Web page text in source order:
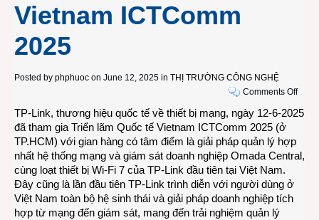
Vietnam ICTComm
2025
Posted by phphuoc on June 12, 2025 in THỊ TRƯỜNG CÔNG NGHỆ
Comments Offon
pháp
mạng
TP-Link, thương hiệu quốc tế về thiết bị mạng, ngày 12-6-2025
đã tham gia Triển lãm Quốc tế Vietnam ICTComm 2025 (ở
TP.HCM) với gian hàng có tâm điểm là giải pháp quản lý hợp
nhất hệ thống mạng và giám sát doanh nghiệp Omada Central,
cùng loạt thiết bị Wi-Fi 7 của TP-Link đầu tiên tại Việt Nam.
Đây cũng là lần đầu tiên TP-Link trình diễn với người dùng ở
Việt Nam toàn bộ hệ sinh thái và giải pháp doanh nghiệp tích
hợp từ mạng đến giám sát, mang đến trải nghiệm quản lý